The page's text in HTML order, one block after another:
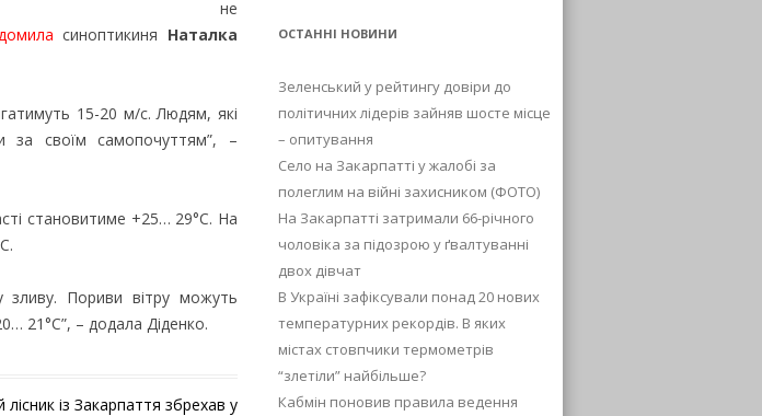
не
синоптикиня Наталка
15-20 м/с. Людям, які
за своїм самопочуттям”, –
становитиме +25… 29°C. На
Пориви вітру можуть
21°C”, – додала Діденко.
із Закарпаття збрехав у
ОСТАННІ НОВИНИ
Зеленський у рейтингу довіри до
політичних лідерів зайняв шосте місце
– опитування
Село на Закарпатті у жалобі за
полеглим на війні захисником (ФОТО)
На Закарпатті затримали 66-річного
чоловіка за підозрою у ґвалтуванні
двох дівчат
В Україні зафіксували понад 20 нових
температурних рекордів. В яких
містах стовпчики термометрів
“злетіли” найбільше?
Кабмін поновив правила ведення